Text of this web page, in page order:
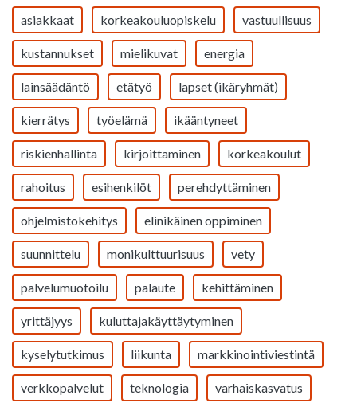
asiakkaat korkeakouluopiskelu vastuullisuus
kustannukset mielikuvat energia
lainsäädäntö etätyö lapset (ikäryhmät)
kierrätys työelämä ikääntyneet
riskienhallinta kirjoittaminen korkeakoulut
rahoitus esihenkilöt perehdyttäminen
ohjelmistokehitys elinikäinen oppiminen
suunnittelu monikulttuurisuus vety
palvelumuotoilu palaute kehittäminen
yrittäjyys kuluttajakäyttäytyminen
kyselytutkimus liikunta markkinointiviestintä
verkkopalvelut teknologia varhaiskasvatus